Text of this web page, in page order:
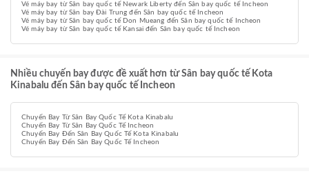
Vé máy bay từ Sân bay quốc tế Newark Liberty đến Sân bay quốc tế Incheon
Vé máy bay từ Sân bay Đài Trung đến Sân bay quốc tế Incheon
Vé máy bay từ Sân bay quốc tế Don Mueang đến Sân bay quốc tế Incheon
Vé máy bay từ Sân bay quốc tế Kansai đến Sân bay quốc tế Incheon
Nhiều chuyến bay được đề xuất hơn từ Sân bay quốc tế Kota
Kinabalu đến Sân bay quốc tế Incheon
Chuyến Bay Từ Sân Bay Quốc Tế Kota Kinabalu
Chuyến Bay Từ Sân Bay Quốc Tế Incheon
Chuyến Bay Đến Sân Bay Quốc Tế Kota Kinabalu
Chuyến Bay Đến Sân Bay Quốc Tế Incheon